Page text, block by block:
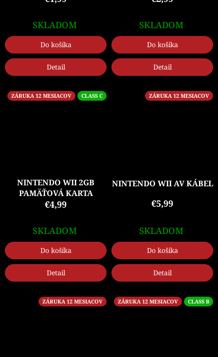
SKLADOM
Do košíka
Detail
SKLADOM
Do košíka
Detail
ZÁRUKA 12 MESIACOV CLASS C
NINTENDO WII 2GB
PAMÄŤOVÁ KARTA
€4,99
SKLADOM
Do košíka
Detail
ZÁRUKA 12 MESIACOV
NINTENDO WII AV KÁBEL
€5,99
SKLADOM
Do košíka
Detail
ZÁRUKA 12 MESIACOV ZÁRUKA 12 MESIACOV CLASS B